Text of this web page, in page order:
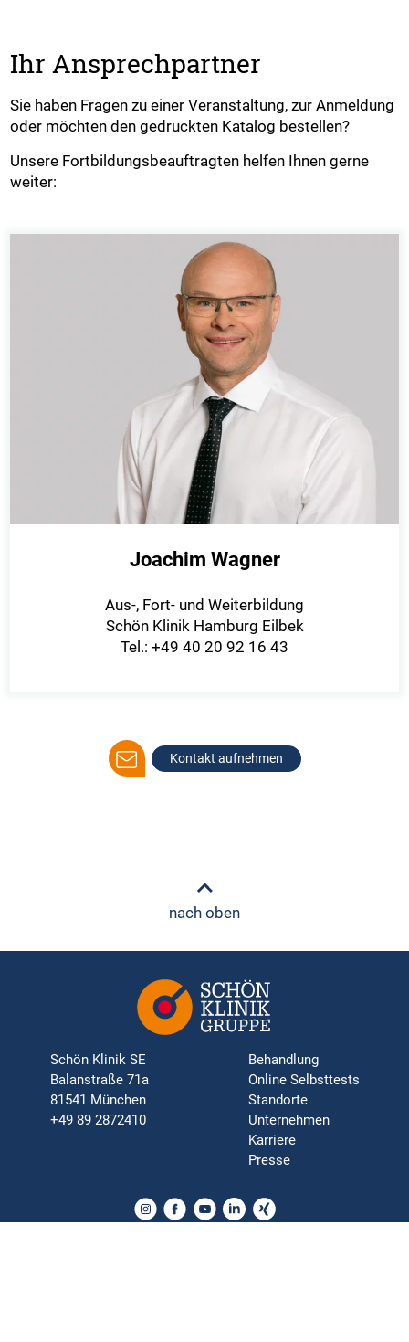
Ihr Ansprechpartner
Sie haben Fragen zu einer Veranstaltung, zur Anmeldung
oder möchten den gedruckten Katalog bestellen?
Unsere Fortbildungsbeauftragten helfen Ihnen gerne
weiter:
Joachim Wagner
Aus-, Fort- und Weiterbildung
Schön Klinik Hamburg Eilbek
Tel.: +49 40 20 92 16 43
Kontakt aufnehmen
nach oben
Schön Klinik SE
Balanstraße 71a
81541 München
+49 89 2872410
Behandlung
Online Selbsttests
Standorte
Unternehmen
Karriere
Presse